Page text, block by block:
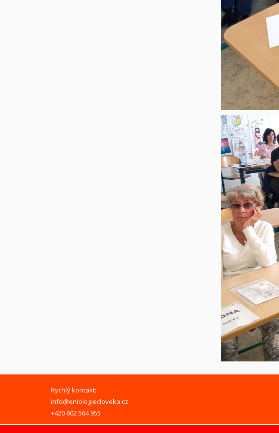
Rychlý kontakt:
info@eniologiecloveka.cz
+420 602 564 955